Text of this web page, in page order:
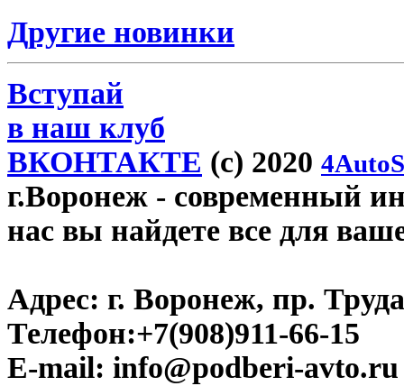
Другие новинки
Вступай
в наш клуб
ВКОНТАКТЕ (c) 2020
г.Воронеж - современный
нас вы найдете все для
Адрес: г. Воронеж, пр.
Телефон:+7(908)911-66-15
E-mail: info@podberi-avto.ru